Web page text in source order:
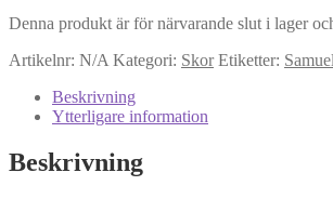
Denna produkt är för närvarande slut i lager
Artikelnr: N/A Kategori: Skor Etiketter:
Beskrivning
Ytterligare information
Beskrivning